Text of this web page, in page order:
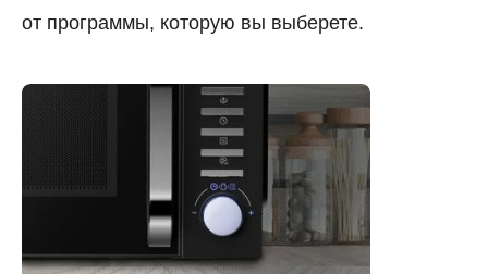
от программы, которую вы выберете.